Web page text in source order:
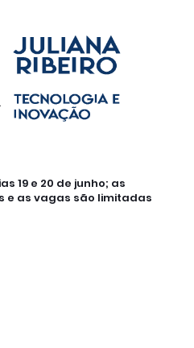
19 e 20 de junho; as
e as vagas são limitadas